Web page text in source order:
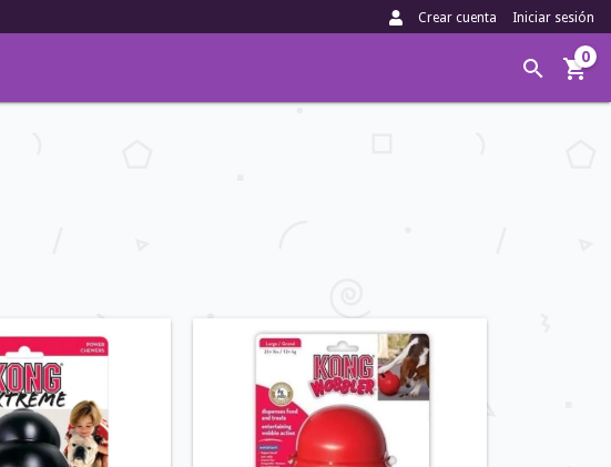
Crear cuenta Iniciar sesión
0